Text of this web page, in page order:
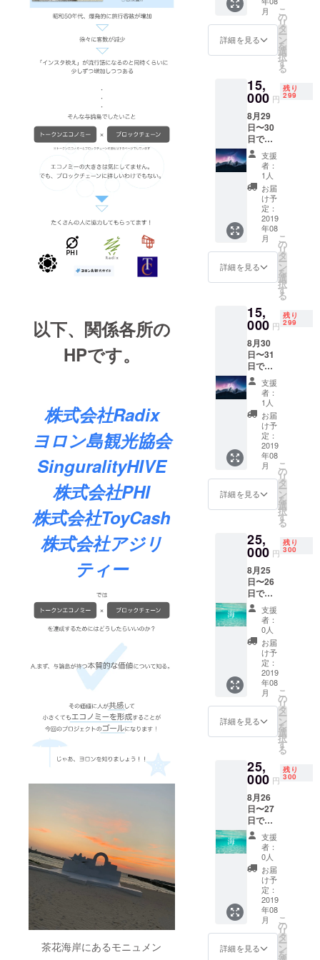
以下、関係各所の
HPです。
株式会社Radix
ヨロン島観光協会
SinguralityHIVE
株式会社PHI
株式会社ToyCash
株式会社アジリ
ティー
茶花海岸にあるモニュメン
CAMPF
IREの
ザー名
を掲載
ご了承
くださ
い。」
が、交
通費は
含まれ
ません
い。
「※支援
ず備考
欄にご
希望の
お名前
をご記
入くだ
さい。
記入の
ない場
合は
CAMPF
IREの
ザー名
を掲載
ご了承
くださ
い。」
い。 事
前に
メール
にて、
くださ
い。 ・
名前 ・
参加日
程 ・職
業 ま
た、こ
の金額
には食
費・宿
泊費が
含まれ
ます
が、交
通費は
含まれ
ません
い。
「※支援
ず備考
欄にご
希望の
お名前
をご記
入くだ
さい。
記入の
ない場
合は
CAMPF
IREの
ザー名
を掲載
ご了承
くださ
い。」
です。
連日参
加する
方は、
「必
の日程
もプラ
ンとし
て参加
してく
ださ
い。
「海」
とは間
違えな
いよう
にして
くださ
い。 事
前に
メール
にて、
くださ
い。 ・
名前 ・
参加日
程 ・職
業 ま
た、こ
の金額
には食
費・宿
泊費が
含まれ
ます
が、交
通費は
含まれ
ません
い。
「※支援
ず備考
欄にご
希望の
お名前
をご記
入くだ
さい。
記入の
ない場
合は
CAMPF
IREの
ザー名
を掲載
ご了承
くださ
い。」
月
詳細を見る
こ
の
リ
タ
ー
ン
を
選
択
す
る
15,
000 円
残り
299
8月29
日〜30
日で参
加する
人に向
けたプ
ランで
す。
コース
名は
「陸」
です。
連日参
加する
方は、
「必
の日程
もプラ
ンとし
て参加
してく
ださ
い。
「海」
とは間
違えな
いよう
にして
くださ
い。 事
前に
メール
にて、
くださ
い。 ・
名前 ・
参加日
程 ・職
業 ま
た、こ
の金額
には食
費・宿
泊費が
含まれ
ます
が、交
通費は
含まれ
ません
い。
「※支援
ず備考
欄にご
希望の
お名前
をご記
入くだ
さい。
記入の
ない場
合は
CAMPF
IREの
ザー名
支援
者：
1人
お届
け予
定：
2019
年08
月
詳細を見る
こ
の
リ
タ
ー
ン
を
選
択
す
る
15,
000 円
残り
299
8月30
日〜31
日で参
加する
人に向
けたプ
ランで
す。
コース
名は
「陸」
です。
連日参
加する
方は、
「必
の日程
もプラ
ンとし
て参加
してく
ださ
い。
「海」
とは間
違えな
いよう
にして
くださ
い。 事
前に
メール
にて、
くださ
い。 ・
名前 ・
参加日
程 ・職
業 ま
た、こ
の金額
には食
費・宿
泊費が
含まれ
ます
が、交
通費は
含まれ
ません
支援
者：
1人
お届
け予
定：
2019
年08
月
詳細を見る
こ
の
リ
タ
ー
ン
を
選
択
す
る
25,
000 円
残り
300
8月25
日〜26
日で参
加する
人に向
けたプ
ランで
す。
コース
名は
「海」
です。
連日参
加する
方は、
「必
の日程
もプラ
ンとし
て参加
してく
ださ
い。
「陸」
とは間
違えな
いよう
にして
くださ
い。 事
前に
メール
にて、
支援
者：
0人
お届
け予
定：
2019
年08
月
詳細を見る
こ
の
リ
タ
ー
ン
を
選
択
す
る
25,
000 円
残り
300
8月26
日〜27
日で参
加する
人に向
けたプ
ランで
す。
コース
名は
「海」
です。
連日参
加する
方は、
支援
者：
0人
お届
け予
定：
2019
年08
月
詳細を見る
こ
の
リ
タ
ー
ン
を